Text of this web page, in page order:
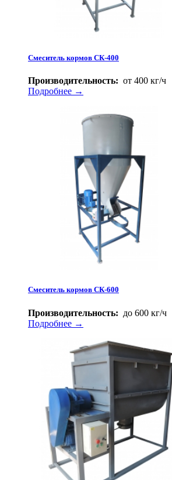
Смеситель кормов СК-400
Производительность: от 400 кг/ч
Подробнее →
Смеситель кормов СК-600
Производительность: до 600 кг/ч
Подробнее →